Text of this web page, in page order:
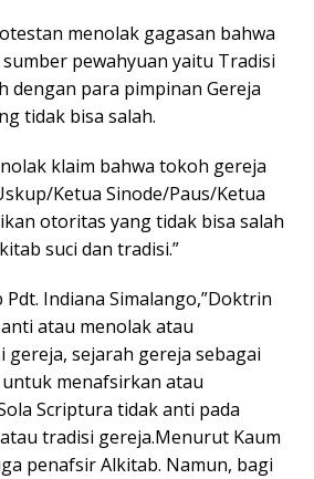
menolak gagasan bahwa
pewahyuan yaitu Tradisi
dengan para pimpinan Gereja
tidak bisa salah.
klaim bahwa tokoh gereja
Ketua Sinode/Paus/Ketua
otoritas yang tidak bisa salah
suci dan tradisi.”
Indiana Simalango,”Doktrin
atau menolak atau
gereja, sejarah gereja sebagai
menafsirkan atau
Scriptura tidak anti pada
tradisi gereja.Menurut Kaum
penafsir Alkitab. Namun, bagi